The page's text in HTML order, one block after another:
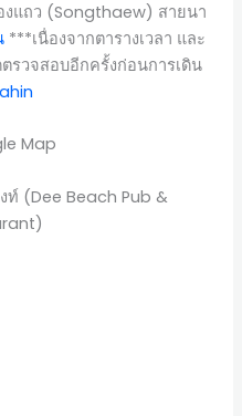
แถว (Songthaew) สายนา
***เนื่องจากตารางเวลา และ
รวจสอบอีกครั้งก่อนการเดิน
Map
ท์ (Dee Beach Pub &